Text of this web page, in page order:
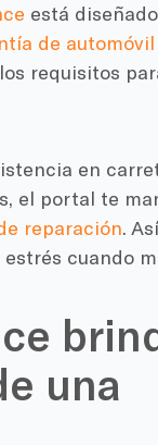
está
de
requisitos
en
el portal te
reparación.
cuando
una